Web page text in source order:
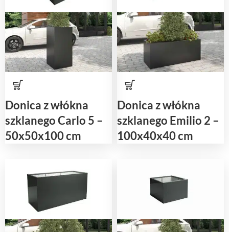
Donica z włókna
szklanego Carlo 5 –
50x50x100 cm
Donica z włókna
szklanego Emilio 2 –
100x40x40 cm